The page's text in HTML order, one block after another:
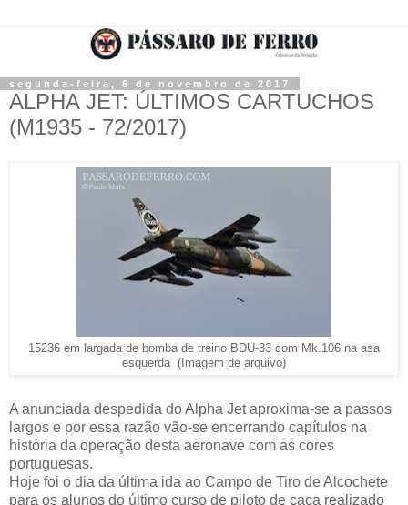
segunda-feira, 6 de novembro de 2017
ALPHA JET: ÚLTIMOS CARTUCHOS
(M1935 - 72/2017)
15236 em largada de bomba de treino BDU-33 com Mk.106 na asa
esquerda (Imagem de arquivo)
A anunciada despedida do Alpha Jet aproxima-se a passos
largos e por essa razão vão-se encerrando capítulos na
história da operação desta aeronave com as cores
portuguesas.
Hoje foi o dia da última ida ao Campo de Tiro de Alcochete
para os alunos do último curso de piloto de caça realizado